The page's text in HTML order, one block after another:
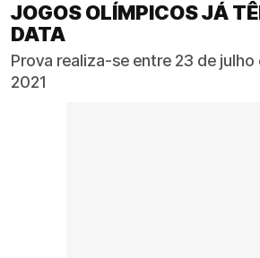
JOGOS OLÍMPICOS JÁ
DATA
Prova realiza-se entre 23 de
2021